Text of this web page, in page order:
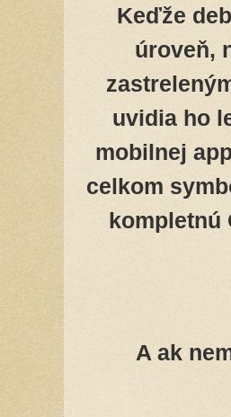
Keďže
úroveň,
uvidia ho
mobilnej
celkom
kompletnú
A ak